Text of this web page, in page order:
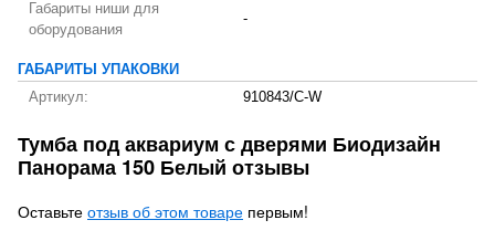
Габариты ниши для
оборудования
-
ГАБАРИТЫ УПАКОВКИ
Артикул:
910843/C-W
Тумба под аквариум с дверями Биодизайн
Панорама 150 Белый отзывы
Оставьте отзыв об этом товаре первым!